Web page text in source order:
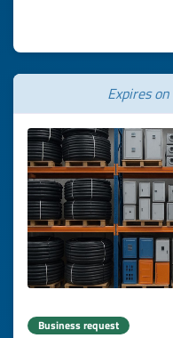
Expires on
Business request